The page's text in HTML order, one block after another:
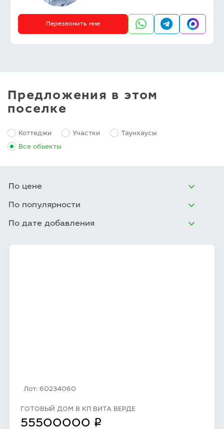
Перезвонить мне
Предложения в этом
поселке
Коттеджи Участки Таунхаусы
Все объекты
По цене
По популярности
По дате добавления
Лот: 60234060
ГОТОВЫЙ ДОМ В КП ВИТА ВЕРДЕ
55500000 q